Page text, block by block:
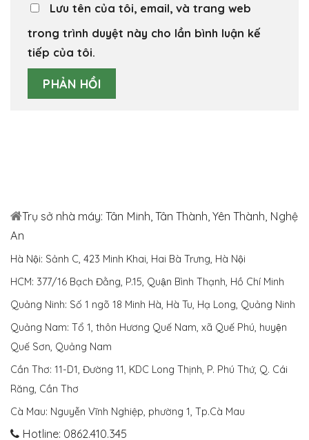
Lưu tên của tôi, email, và trang web
trong trình duyệt này cho lần bình luận kế
tiếp của tôi.
Trụ sở nhà máy: Tân Minh, Tân Thành, Yên Thành, Nghệ
An
Hà Nội: Sảnh C, 423 Minh Khai, Hai Bà Trưng, Hà Nội
HCM: 377/16 Bạch Đằng, P.15, Quận Bình Thạnh, Hồ Chí Minh
Quảng Ninh: Số 1 ngõ 18 Minh Hà, Hà Tu, Hạ Long, Quảng Ninh
Quảng Nam: Tổ 1, thôn Hương Quế Nam, xã Quế Phú, huyện
Quế Sơn, Quảng Nam
Cần Thơ: 11-D1, Đường 11, KDC Long Thịnh, P. Phú Thứ, Q. Cái
Răng, Cần Thơ
Cà Mau: Nguyễn Vĩnh Nghiệp, phường 1, Tp.Cà Mau
Hotline: 0862.410.345